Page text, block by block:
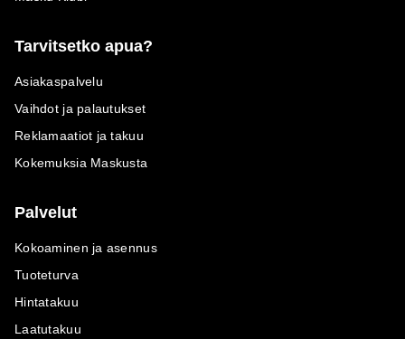
Tarvitsetko apua?
Asiakaspalvelu
Vaihdot ja palautukset
Reklamaatiot ja takuu
Kokemuksia Maskusta
Palvelut
Kokoaminen ja asennus
Tuoteturva
Hintatakuu
Laatutakuu